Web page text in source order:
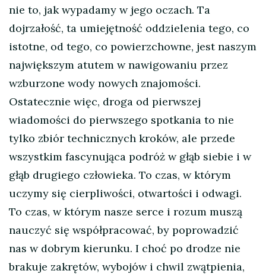
nie to, jak wypadamy w jego oczach. Ta
dojrzałość, ta umiejętność oddzielenia tego, co
istotne, od tego, co powierzchowne, jest naszym
największym atutem w nawigowaniu przez
wzburzone wody nowych znajomości.
Ostatecznie więc, droga od pierwszej
wiadomości do pierwszego spotkania to nie
tylko zbiór technicznych kroków, ale przede
wszystkim fascynująca podróż w głąb siebie i w
głąb drugiego człowieka. To czas, w którym
uczymy się cierpliwości, otwartości i odwagi.
To czas, w którym nasze serce i rozum muszą
nauczyć się współpracować, by poprowadzić
nas w dobrym kierunku. I choć po drodze nie
brakuje zakrętów, wybojów i chwil zwątpienia,